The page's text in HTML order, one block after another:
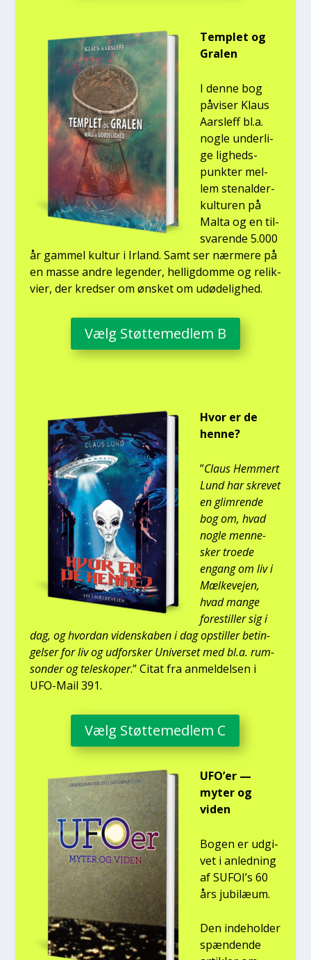
Temp­let og
Gra­len
I den­ne bog
påvi­ser Klaus
Aars­l­eff bl.a.
nog­le under­li­
ge lig­heds­
punk­ter mel­
lem ste­nal­der­
kul­tu­ren på
Mal­ta og en til­
sva­ren­de 5.000
år gam­mel kul­tur i Irland. Samt ser nær­me­re på
en mas­se andre legen­der, hel­lig­dom­me og relik­
vi­er, der kred­ser om ønsket om udø­de­lig­hed.
Vælg Støt­te­med­lem B
Hvor er de
hen­ne?
”Claus Hem­mert
Lund har skre­vet
en glim­ren­de
bog om, hvad
nog­le men­ne­
sker tro­e­de
engang om liv i
Mæl­ke­vej­en,
hvad man­ge
fore­stil­ler sig i
dag, og hvor­dan viden­ska­ben i dag opstil­ler betin­
gel­ser for liv og udfor­sker Uni­ver­set med bl.a. rum­
son­der og telesko­per.” Citat fra anmel­del­sen i
UFO-Mail 391.
Vælg Støt­te­med­lem C
UFO’er —
myter og
viden
Bogen er udgi­
vet i anled­ning
af SUFOI’s 60
års jubilæum.
Den inde­hol­der
spæn­den­de